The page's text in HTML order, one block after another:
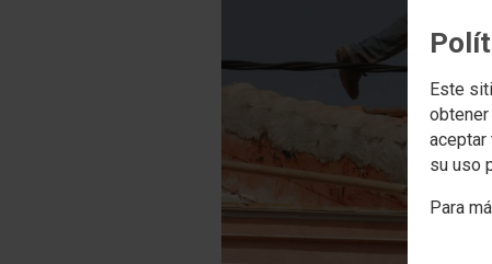
Este
aceptar
su uso
Para